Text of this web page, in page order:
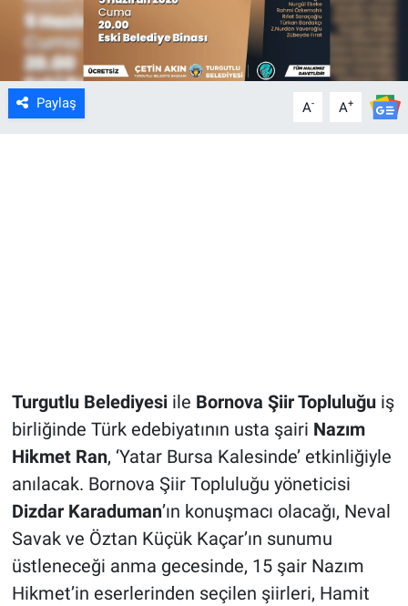
Paylaş A- A+
Turgutlu Belediyesiile Bornova Şiir Topluluğuiş
birliğinde Türk edebiyatının usta şairi Nazım
Hikmet Ran, ‘Yatar Bursa Kalesinde’ etkinliğiyle
anılacak. Bornova Şiir Topluluğu yöneticisi
Dizdar Karaduman’ın konuşmacı olacağı, Neval
Savak ve Öztan Küçük Kaçar’ın sunumu
üstleneceği anma gecesinde, 15 şair Nazım
Hikmet’in eserlerinden seçilen şiirleri, Hamit